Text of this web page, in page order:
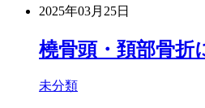
2025年03月25日
橈骨頭・頚部骨折
未分類